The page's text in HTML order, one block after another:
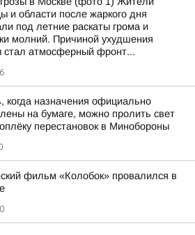
и области после жаркого дня
под летние раскаты грома и
молний. Причиной ухудшения
стал атмосферный фронт...
когда назначения официально
на бумаге, можно пролить свет
перестановок в Минобороны
фильм «Колобок» провалился в